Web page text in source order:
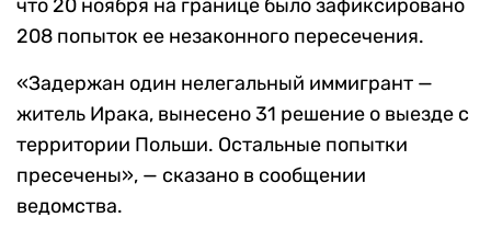
что 20 ноября на границе было зафиксировано
208 попыток ее незаконного пересечения.
«Задержан один нелегальный иммигрант —
житель Ирака, вынесено 31 решение о выезде с
территории Польши. Остальные попытки
пресечены», — сказано в сообщении
ведомства.